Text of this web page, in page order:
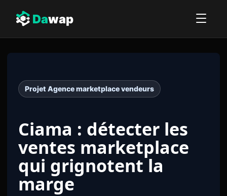
Dawap
Projet Agence marketplace vendeurs
Ciama : détecter les
ventes marketplace
qui grignotent la
marge